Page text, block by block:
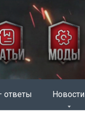
ответы Новости